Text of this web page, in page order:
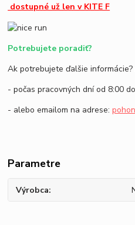
dostupné už len v KITE F
Potrebujete poradiť?
Ak potrebujete ďalšie
- počas pracovných dní od 8:00
- alebo emailom na adrese:
Parametre
Výrobca